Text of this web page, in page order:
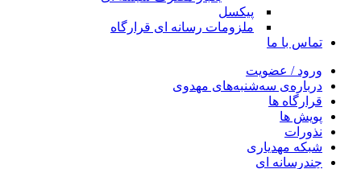
پیکسل
ملزومات رسانه ای قرارگاه
تماس با ما
ورود / عضویت
درباره‌ی سه‌شنبه‌های مهدوی
قرارگاه ها
پویش ها
نذورات
شبکه مهدیاری
چندرسانه‌ ای